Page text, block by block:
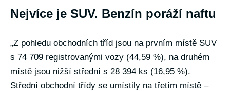
Nejvíce je SUV. Benzín poráží naftu
„Z pohledu obchodních tříd jsou na prvním místě SUV
s 74 709 registrovanými vozy (44,59 %), na druhém
místě jsou nižší střední s 28 394 ks (16,95 %).
Střední obchodní třídy se umístily na třetím místě –